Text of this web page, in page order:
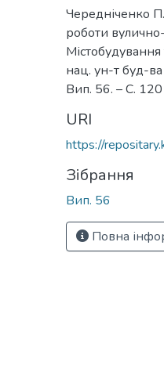
Чередніченко
роботи
нац. ун-т буд-
Вип. 56. – С. 120
URI
https://
Зібрання
Вип. 56
Повна